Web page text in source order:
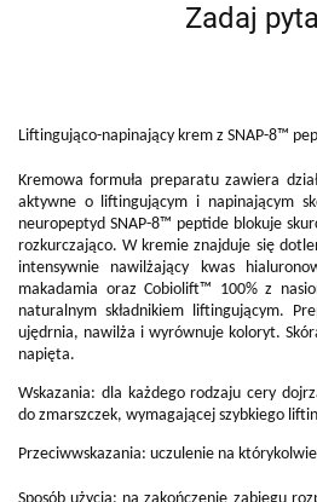
Zadaj
Liftingująco-napinający krem z SNAP-8™
Kremowa formuła preparatu zawiera
aktywne o liftingującym i napinającym
neuropeptyd SNAP-8™ peptide blokuje
rozkurczająco. W kremie znajduje się
intensywnie nawilżający kwas
makadamia oraz Cobiolift™ 100% z
naturalnym składnikiem liftingującym.
ujędrnia, nawilża i wyrównuje koloryt.
napięta.
Wskazania: dla każdego rodzaju cery
do zmarszczek, wymagającej szybkiego
Przeciwwskazania: uczulenie na